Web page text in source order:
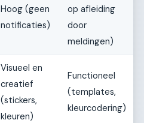
Hoog (geen
notificaties)
op afleiding
door
meldingen)
Visueel en
creatief
(stickers,
kleuren)
Functioneel
(templates,
kleurcodering)